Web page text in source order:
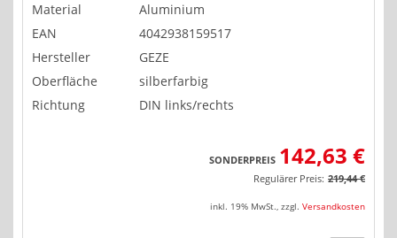
Material
Aluminium
EAN
4042938159517
Hersteller
GEZE
Oberfläche
silberfarbig
Richtung
DIN links/rechts
SONDERPREIS 142,63 €
Regulärer Preis: 219,44 €
inkl. 19% MwSt., zzgl. Versandkosten